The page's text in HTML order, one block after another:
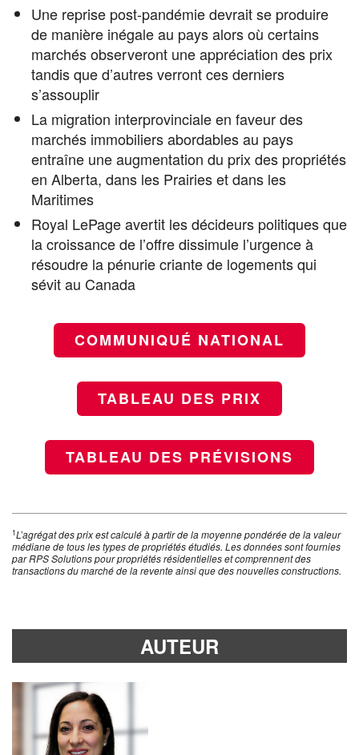
Une reprise post-pandémie devrait se produire
de manière inégale au pays alors où certains
marchés observeront une appréciation des prix
tandis que d’autres verront ces derniers
s’assouplir
La migration interprovinciale en faveur des
marchés immobiliers abordables au pays
entraîne une augmentation du prix des propriétés
en Alberta, dans les Prairies et dans les
Maritimes
Royal LePage avertit les décideurs politiques que
la croissance de l’offre dissimule l’urgence à
résoudre la pénurie criante de logements qui
sévit au Canada
COMMUNIQUÉ NATIONAL
TABLEAU DES PRIX
TABLEAU DES PRÉVISIONS
1L’agrégat des prix est calculé à partir de la moyenne pondérée de la valeur
médiane de tous les types de propriétés étudiés. Les données sont fournies
par RPS Solutions pour propriétés résidentielles et comprennent des
transactions du marché de la revente ainsi que des nouvelles constructions.
AUTEUR